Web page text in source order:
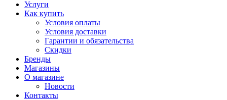
Услуги
Как купить
Условия оплаты
Условия доставки
Гарантии и обязательства
Скидки
Бренды
Магазины
О магазине
Новости
Контакты